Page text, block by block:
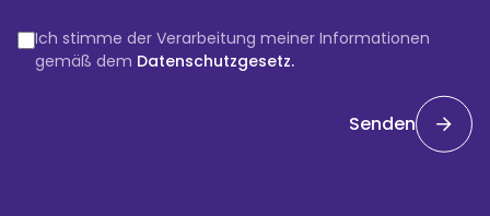
Ich stimme der Verarbeitung meiner Informationen
gemäß dem Datenschutzgesetz.
Senden